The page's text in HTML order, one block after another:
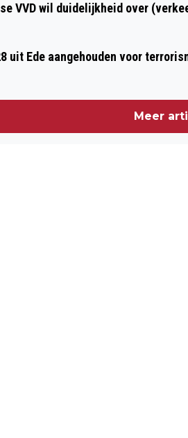
VVD wil duidelijkheid over
uit Ede aangehouden voor
Meer